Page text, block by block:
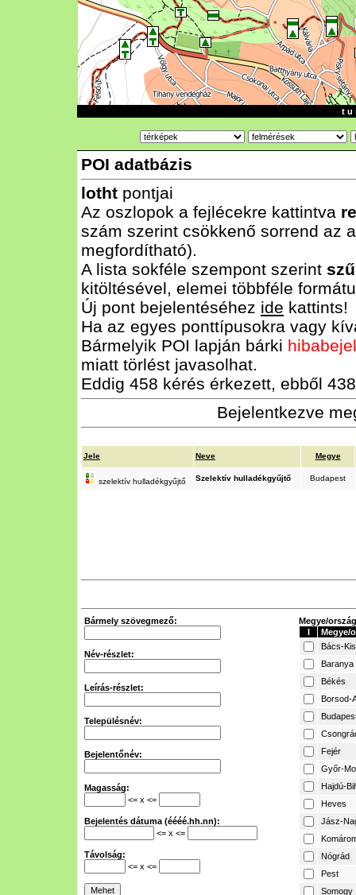
t u
POI adatbázis
lotht pontjai
Az oszlopok a fejlécekre kattintva
szám szerint csökkenő sorrend az
megfordítható).
A lista sokféle szempont szerint
kitöltésével, elemei többféle
Új pont bejelentéséhez ide kattints!
Ha az egyes ponttípusokra vagy
Bármelyik POI lapján bárki
miatt törlést javasolhat.
Eddig 458 kérés érkezett, ebből
Bejelentkezve
Jele Neve Megye
szelektív hulladékgyűjtő Szelektív hulladékgyűjtő Budapest
Bármely szövegmező:
Név-részlet:
Leírás-részlet:
Településnév:
Bejelentőnév:
Magasság:
<= x <=
Bejelentés dátuma (éééé.hh.nn):
<= x <=
Távolság:
<= x <=
Megye/
I
Megye/
Bács-
Baranya
Békés
Borsod-
Fejér
Győr-
Hajdú-
Heves
Jász-
Nógrád
Pest
Somogy